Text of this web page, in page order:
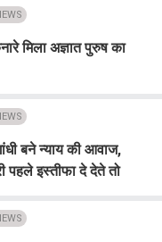
मिला अज्ञात पुरुष का
बने न्याय की आवाज,
पहले इस्तीफा दे देते तो